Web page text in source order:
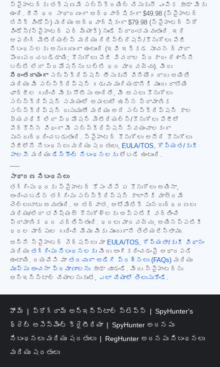
స్పైహంటర్‌కు తక్షణమే సబ్‌స్క్రయిబ్ చేసుకునే ఎంపిక కూడా మీకు
ఉంది. దీని ధర సాధారణంగా అర్ధవార్షికంగా $49.98 (స్పైహంటర్
బేసిక్ విండోస్) మరియు అర్ధవార్షికంగా $79.98 (స్పైహంటర్ ప్రో
విండోస్/స్పైహంటర్ ఫర్ మ్యాక్) నుండి ప్రారంభమవుతుంది. ఇది
ఆఫరింగ్ మెటీరియల్స్ మరియు రిజిస్ట్రేషన్/కొనుగోలు పేజీ
నిబంధనలకు అనుగుణంగా ఉంటుంది (ఇవి ఇక్కడ సూచన ద్వారా
పొందుపరచబడ్డాయి; కొనుగోలు పేజీ వివరాల ప్రకారం దేశాన్ని
బట్టి లేదా ప్రమోషన్‌ను బట్టి ధర మారవచ్చు). మీరు
నిరంతరాయంగాసబ్‌స్క్రిప్షన్ తీసుకునే వినియోగదారు అయితే
మరియు మీ సబ్‌స్క్రిప్షన్ గడువు ముగియడానికి ముందు రాబోయే
ఛార్జీల గురించి మీకు నోటీసు అందితే, మీ అసలు కొనుగోలు
సబ్‌స్క్రిప్షన్ సమయంలో అమలులో ఉన్న ప్రామాణిక
సబ్‌స్క్రిప్షన్ రుసుముతో మరియు అదే సబ్‌స్క్రిప్షన్ కాల
వ్యవధికి లేదా ప్రమోషన్ మెటీరియల్స్/కొనుగోలు పేజీలో
పేర్కొన్న విధంగా మీ సబ్‌స్క్రిప్షన్ స్వయంచాలకంగా
పునరుద్ధరించబడుతుంది. స్పైహంటర్ కొనుగోలు అనేది కొనుగోలు
పేజీలోని నిబంధనలు మరియు షరతులు,
EULA/TOS
గోప్యత/కుకీ
పాలసీ మరియు డిస్కౌంట్ నిబంధనలకు లోబడి ఉంటుంది.
-----
సాధారణ నిబంధనలు
తగ్గింపు ధరకు స్పైహంటర్ కోసం చేసే ఏ కొనుగోలు అయినా,
అందించబడిన తగ్గింపు సబ్‌స్క్రిప్షన్ కాలానికి మాత్రమే
చెల్లుబాటు అవుతుంది. ఆ తర్వాత, ఆటోమేటిక్ పునరుద్ధరణలు
మరియు/లేదా భవిష్యత్ కొనుగోళ్లకు అప్పటికి వర్తించే
ప్రామాణిక ధర వర్తిస్తుంది. ధరలు మారవచ్చు, అయినప్పటికీ
ధరల మార్పుల గురించి మేము మీకు ముందుగానే తెలియజేస్తాము.
అన్ని స్పైహంటర్ వెర్షన్‌లు మా EULA/TOS
గోప్యతా/కుకీ విధానం
మరియు తగ్గింపు నిబంధనలకు మీరు అంగీకరించడంపై ఆధారపడి
ఉంటాయి. దయచేసి మా తరచుగా అడిగే ప్రశ్నలు (FAQs) మరియు
ముప్పు అంచనా ప్రమాణాలను కూడా చూడండి. మీరు స్పైహంటర్‌ను
అన్‌ఇన్‌స్టాల్ చేయాలనుకుంటే,
ఎలా చేయాలో తెలుసుకోండి
హోమ్ ప్రోగ్రామ్ అన్‌ఇన్‌స్టాల్ స్టెప్స్
SpyHunter's
థ్రెట్ అసెస్‌మెంట్ క్రైటీరియా
SpyHunter అదనపు
నిబంధనలు మరియు షరతులు
RegHunter అదనపు నిబంధనలు
మరియు షరతులు